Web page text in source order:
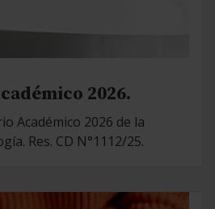
2026.
Académico 2026 de la
Res. CD N°1112/25.